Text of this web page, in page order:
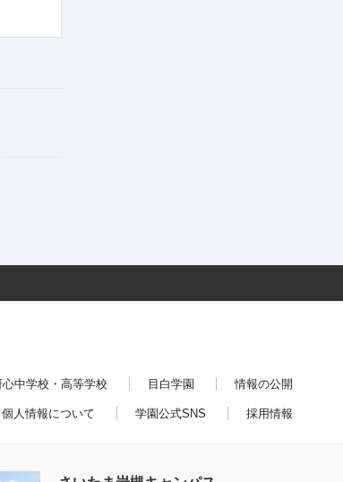
心中学校・高等学校 目白学園 情報の公開
個人情報について 学園公式SNS 採用情報